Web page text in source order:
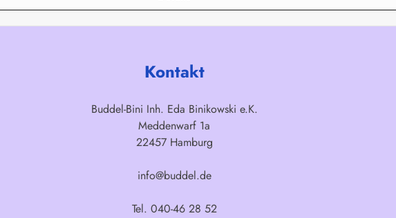
Kontakt
Buddel-Bini Inh. Eda Binikowski e.K.
Meddenwarf 1a
22457 Hamburg
info@buddel.de
Tel. 040-46 28 52